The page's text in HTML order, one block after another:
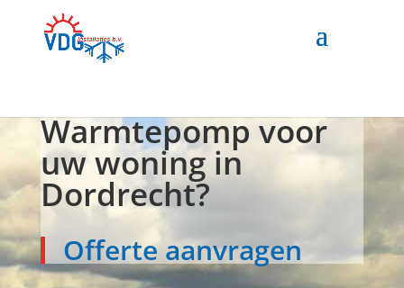
Warmtepomp voor
uw woning in
Dordrecht?
Offerte aanvragen